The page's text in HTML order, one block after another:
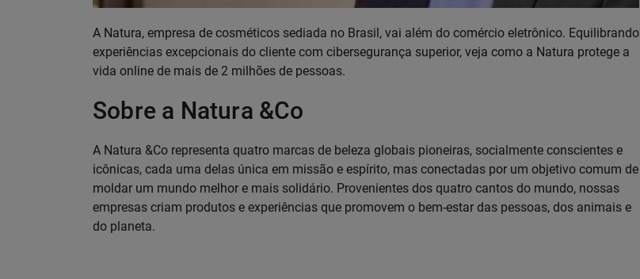
A Natura, empresa de cosméticos sediada no Brasil, vai além do comércio eletrônico. Equilibrando
experiências excepcionais do cliente com cibersegurança superior, veja como a Natura protege a
vida online de mais de 2 milhões de pessoas.
Sobre a Natura &Co
A Natura &Co representa quatro marcas de beleza globais pioneiras, socialmente conscientes e
icônicas, cada uma delas única em missão e espírito, mas conectadas por um objetivo comum de
moldar um mundo melhor e mais solidário. Provenientes dos quatro cantos do mundo, nossas
empresas criam produtos e experiências que promovem o bem-estar das pessoas, dos animais e
do planeta.